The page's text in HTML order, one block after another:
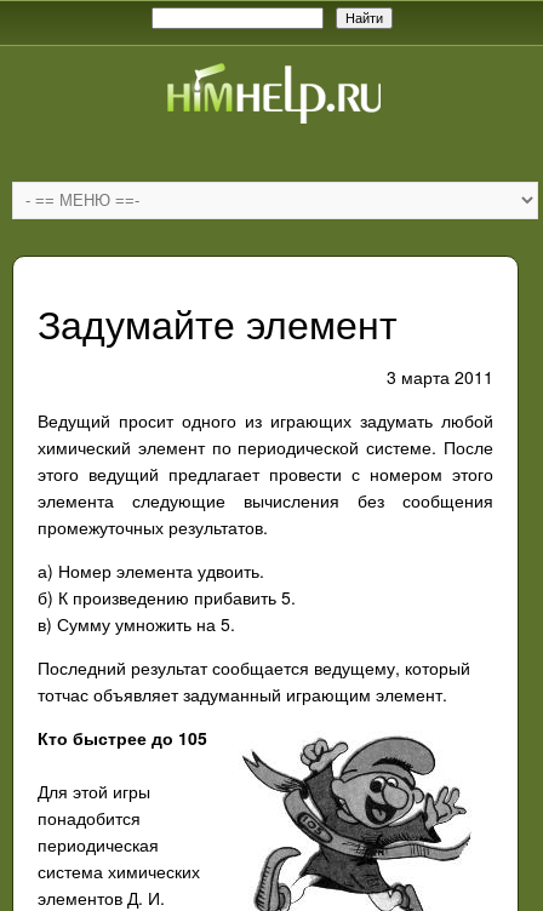
Задумайте элемент
3 марта 2011
Ведущий просит одного из играющих задумать любой
химический элемент по периодической системе. После
этого ведущий предлагает провести с номером этого
элемента следующие вычисления без сообщения
промежуточных результатов.
а) Номер элемента удвоить.
б) К произведению прибавить 5.
в) Сумму умножить на 5.
Последний результат сообщается ведущему, который
тотчас объявляет задуманный играющим элемент.
Кто быстрее до 105
Для этой игры
понадобится
периодическая
система химических
элементов Д. И.